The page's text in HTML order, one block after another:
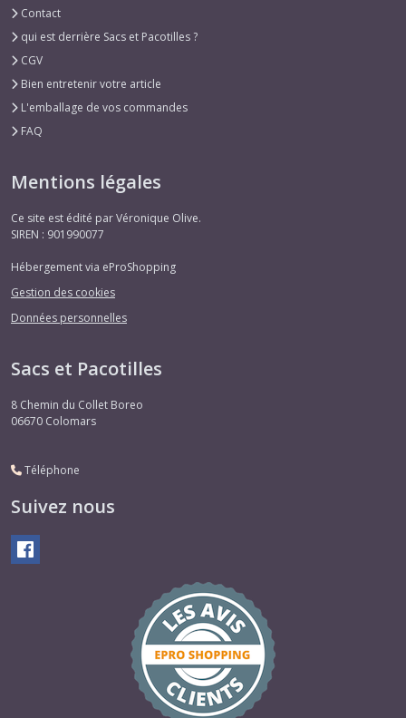
Contact
qui est derrière Sacs et Pacotilles ?
CGV
Bien entretenir votre article
L'emballage de vos commandes
FAQ
Mentions légales
Ce site est édité par Véronique Olive.
SIREN : 901990077
Hébergement via eProShopping
Gestion des cookies
Données personnelles
Sacs et Pacotilles
8 Chemin du Collet Boreo
06670 Colomars
Téléphone
Suivez nous